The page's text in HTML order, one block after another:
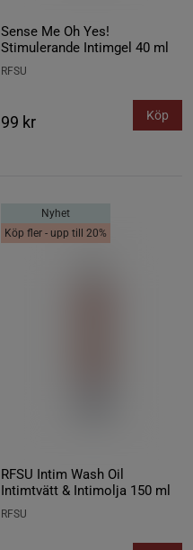
Sense Me Oh Yes!
Stimulerande Intimgel 40 ml
RFSU
99 kr Köp
Nyhet
Köp fler - upp till 20%
RFSU Intim Wash Oil
Intimtvätt & Intimolja 150 ml
RFSU